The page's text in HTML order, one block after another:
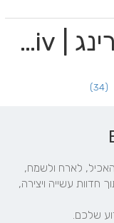
אנדיב קייטרינג | Endiv
(34)